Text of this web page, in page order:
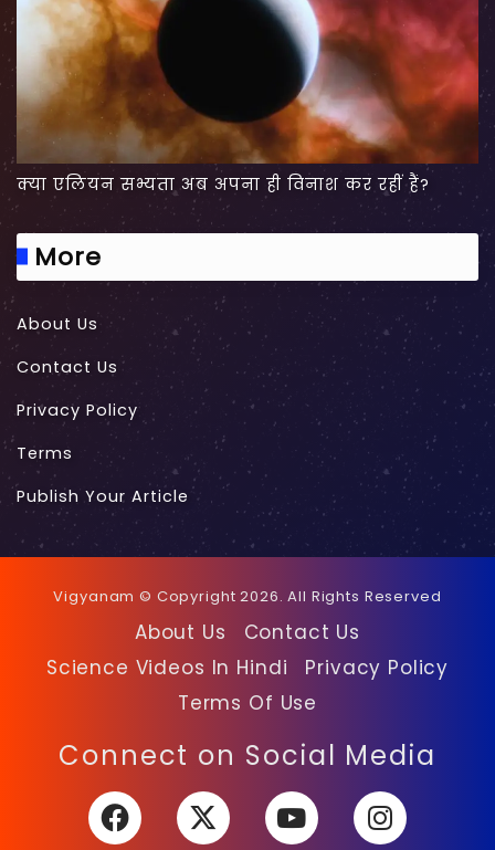
क्या एलियन सभ्यता अब अपना ही विनाश कर रहीं हैं?
More
About Us
Contact Us
Privacy Policy
Terms
Publish Your Article
Vigyanam © Copyright 2026. All Rights Reserved
About Us
Contact Us
Science Videos In Hindi
Privacy Policy
Terms Of Use
FacebookX YouTube